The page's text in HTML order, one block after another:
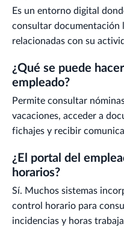
Es un entorno digital
consultar documentación
relacionadas con su
¿Qué se puede
empleado?
Permite consultar
vacaciones, acceder a
fichajes y recibir
¿El portal del
horarios?
Sí. Muchos sistemas
control horario para
incidencias y horas